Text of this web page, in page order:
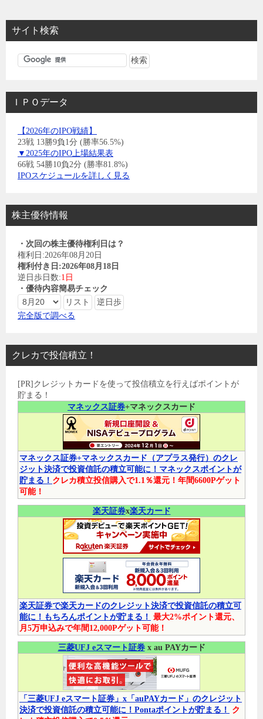
サイト検索
ＩＰＯデータ
【2026年のIPO戦績】
23戦 13勝9負1分 (勝率56.5%)
▼2025年のIPO上場結果表
66戦 54勝10負2分 (勝率81.8%)
IPOスケジュールを詳しく見る
株主優待情報
・次回の株主優待権利日は？
権利日:2026年08月20日
権利付き日:2026年08月18日
逆日歩日数:1日
・優待内容簡易チェック
完全版で調べる
クレカで投信積立！
[PR]クレジットカードを使って投信積立を行えばポイントが
貯まる！
マネックス証券+マネックスカード
マネックス証券+マネックスカード（アプラス発行）のクレ
ジット決済で投資信託の積立可能に！マネックスポイントが
貯まる！ クレカ積立投信購入で1.1％還元！年間6600Pゲット
可能！
楽天証券x楽天カード
楽天証券で楽天カードのクレジット決済で投資信託の積立可
能に！もちろんポイントが貯まる！ 最大2%ポイント還元、
月5万申込みで年間12,000Pゲット可能！
三菱UFJ eスマート証券x au PAYカード
「三菱UFJ eスマート証券」x「auPAYカード」のクレジット
決済で投資信託の積立可能に！Pontaポイントが貯まる！
ク